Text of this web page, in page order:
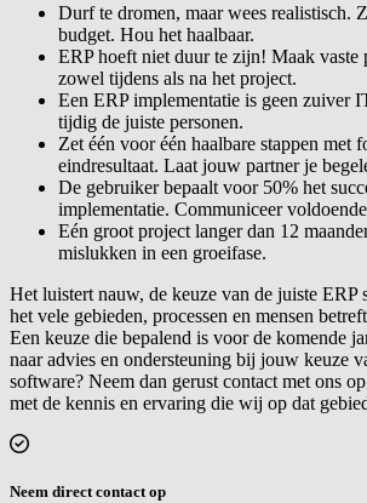
Durf te dromen, maar wees realistisch.
budget. Hou het haalbaar.
ERP hoeft niet duur te zijn! Maak vaste
zowel tijdens als na het project.
Een ERP implementatie is geen zuiver
tijdig de juiste personen.
Zet één voor één haalbare stappen met
eindresultaat. Laat jouw partner je
De gebruiker bepaalt voor 50% het
implementatie. Communiceer
Eén groot project langer dan 12
mislukken in een groeifase.
Het luistert nauw, de keuze van de juiste ERP
het vele gebieden, processen en mensen
Een keuze die bepalend is voor de komende
naar advies en ondersteuning bij jouw keuze
software? Neem dan gerust contact met ons
met de kennis en ervaring die wij op dat
Neem direct contact op